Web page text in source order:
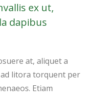
ex ut,
dapibus
at, aliquet a
litora torquent per
Etiam